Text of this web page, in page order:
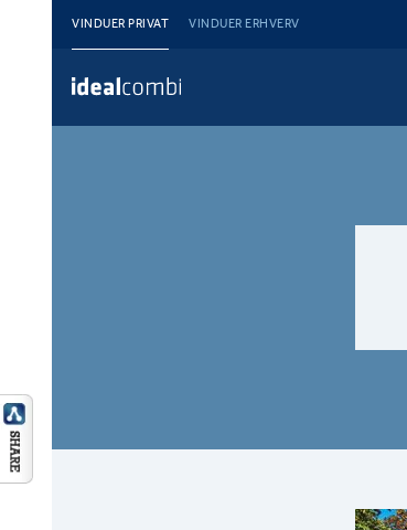
VINDUER PRIVAT VINDUER ERHVERV